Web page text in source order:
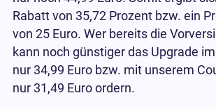
Rabatt von 35,72 Prozent bzw. ein
von 25 Euro. Wer bereits die
kann noch günstiger das Upgrade
nur 34,99 Euro bzw. mit unserem
nur 31,49 Euro ordern.